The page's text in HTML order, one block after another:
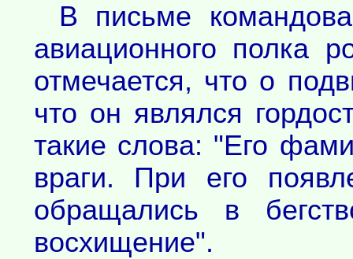
В письме
авиационного полка
отмечается, что о
что он являлся
такие слова: "Его
враги. При его
обращались в
восхищение".